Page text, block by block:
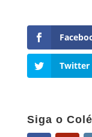
Twitter
Siga o